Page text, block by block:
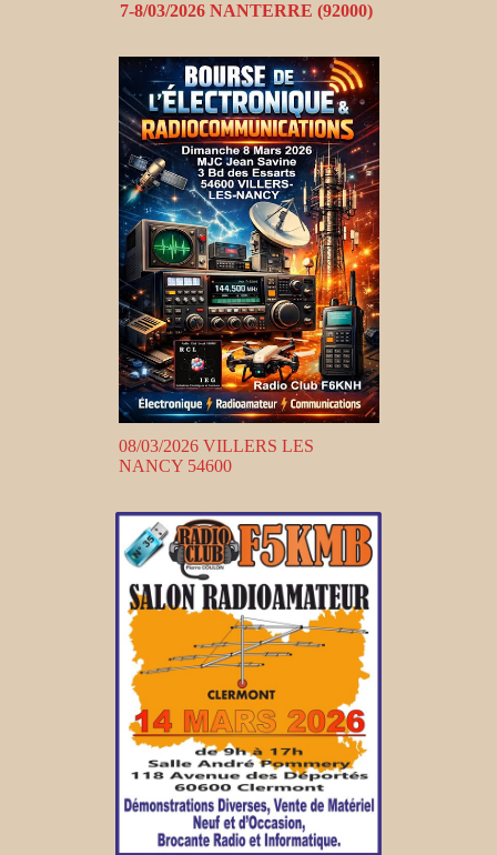
7-8/03/2026 NANTERRE (92000)
08/03/2026 VILLERS LES
NANCY 54600